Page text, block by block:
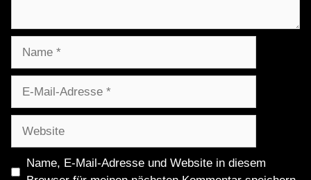
Adresse
Name, E-Mail-Adresse und Website in diesem